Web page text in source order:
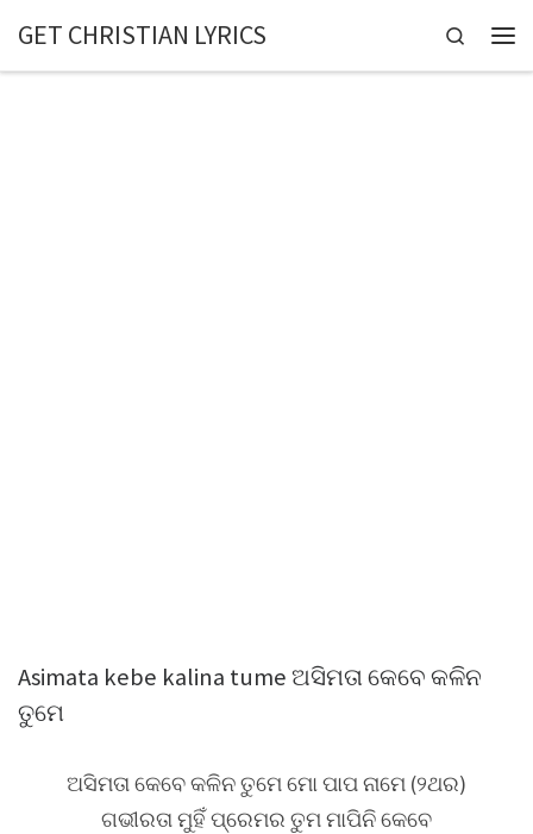
Skip to content
GET CHRISTIAN LYRICS Search
Asimata kebe kalina tume ଅସିମତା କେବେ କଳିନ
ତୁମେ
ଅସିମତା କେବେ କଳିନ ତୁମେ ମୋ ପାପ ନାମେ (୨ଥର)
ଗଭୀରତା ମୁହିଁ ପ୍ରେମର ତୁମ ମାପିନି କେବେ